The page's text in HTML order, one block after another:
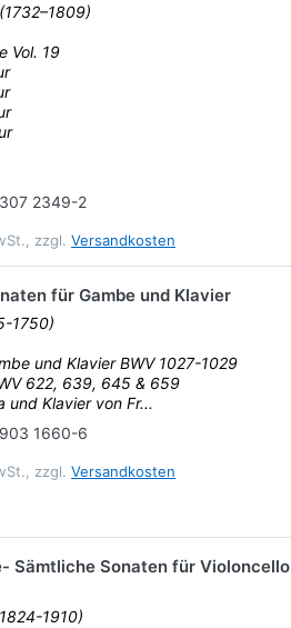
Vol. 19
2349-2
zzgl. Versandkosten
für Gambe und Klavier
1750)
und Klavier BWV 1027-1029
622, 639, 645 & 659
und Klavier von Fr...
1660-6
zzgl. Versandkosten
Sämtliche Sonaten für Violoncello
1910)